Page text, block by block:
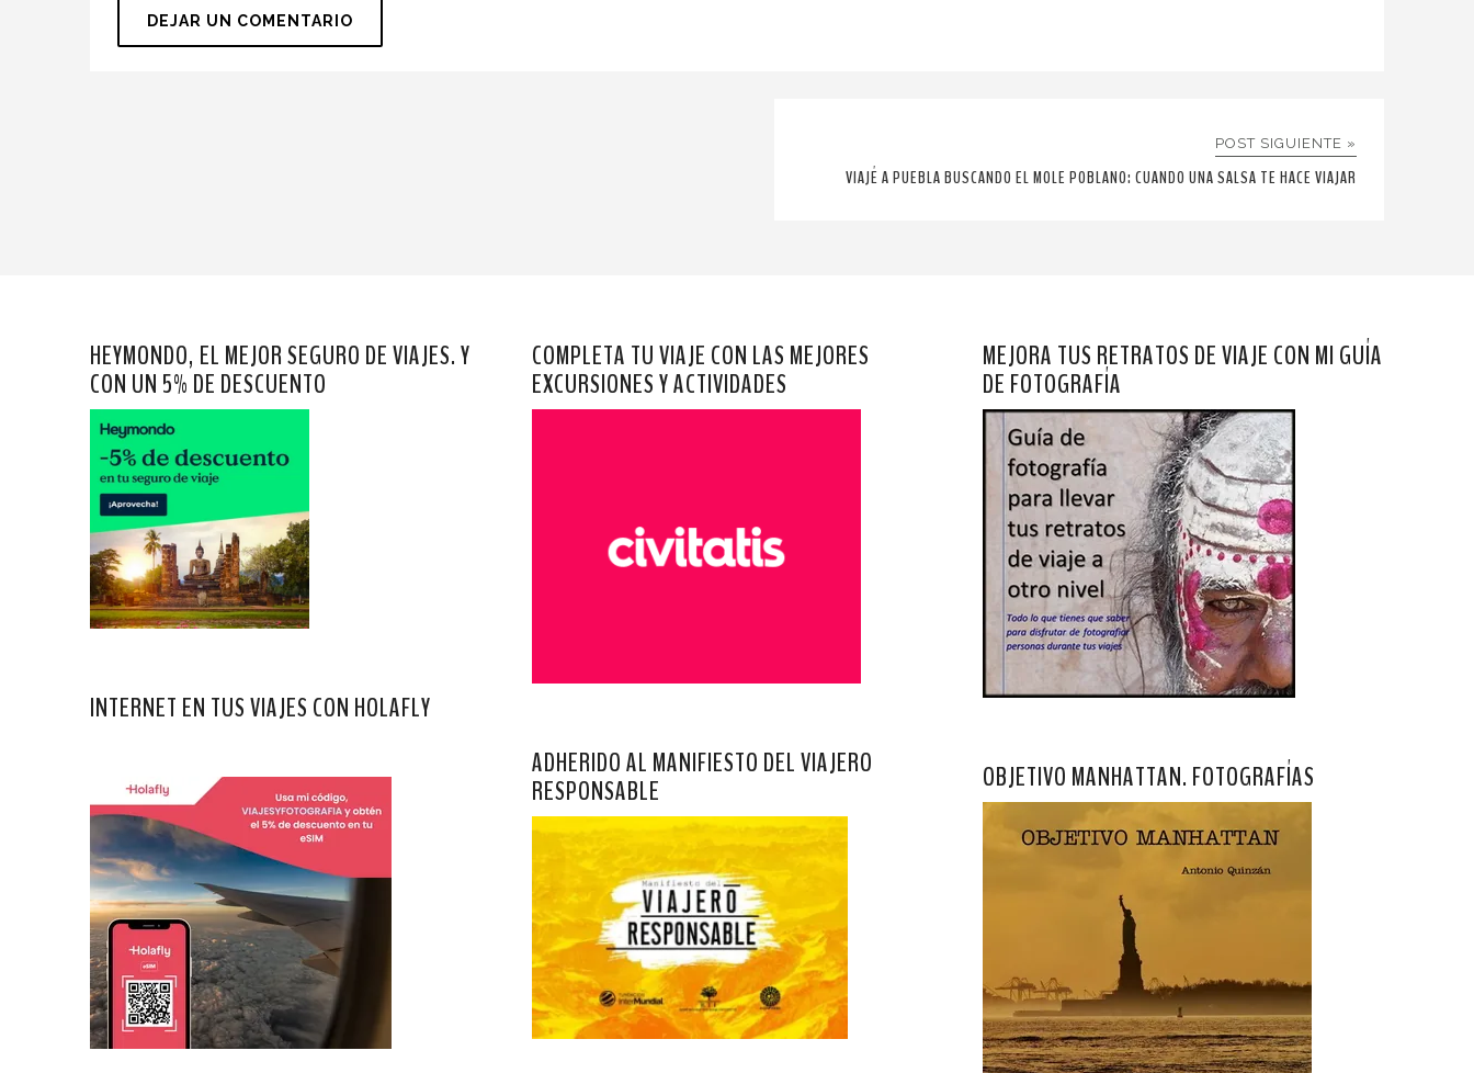
POST SIGUIENTE »
VIAJÉ A PUEBLA BUSCANDO EL MOLE POBLANO: CUANDO UNA SALSA TE HACE VIAJAR
HEYMONDO, EL MEJOR SEGURO DE VIAJES. Y
CON UN 5% DE DESCUENTO
INTERNET EN TUS VIAJES CON HOLAFLY
COMPLETA TU VIAJE CON LAS MEJORES
EXCURSIONES Y ACTIVIDADES
ADHERIDO AL MANIFIESTO DEL VIAJERO
RESPONSABLE
MEJORA TUS RETRATOS DE VIAJE CON MI GUÍA
DE FOTOGRAFÍA
OBJETIVO MANHATTAN. FOTOGRAFÍAS